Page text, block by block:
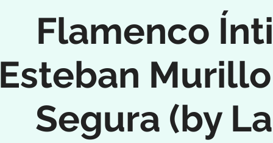
Flamenco
Esteban
Segura (by